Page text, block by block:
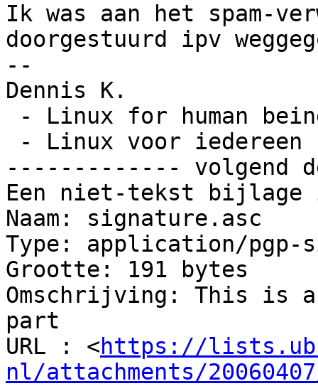
Ik was aan het spam-
doorgestuurd ipv
--
Dennis K.
- Linux for human
- Linux voor
------------- volgend
Een niet-tekst
Naam: signature.asc
Type: application/pgp-
Grootte: 191 bytes
Omschrijving: This is
part
URL : <https://
nl/attachments/